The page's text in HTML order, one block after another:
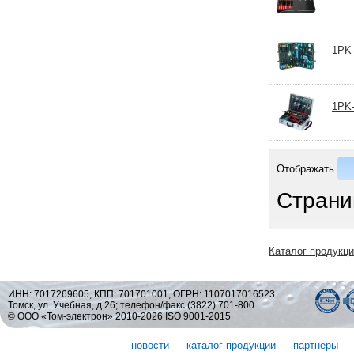
Отображать
Каталог
ИНН: 7017269605, КПП: 701701001, ОГРН: 1107017016523
Томск, ул. Учебная, д.26; телефон/факс (3822) 701-800
© ООО «Том-электрон» 2010-2026 ISO 9001-2015
новости каталог продукции партнеры